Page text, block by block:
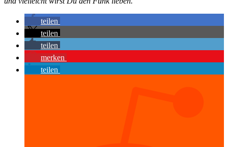
teilen
teilen
teilen
merken
teilen